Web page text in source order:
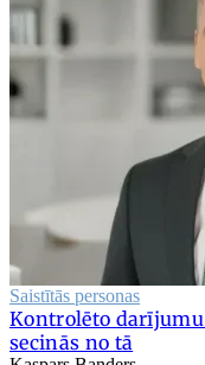
Saistītās personas
Kontrolēto
secinās no tā